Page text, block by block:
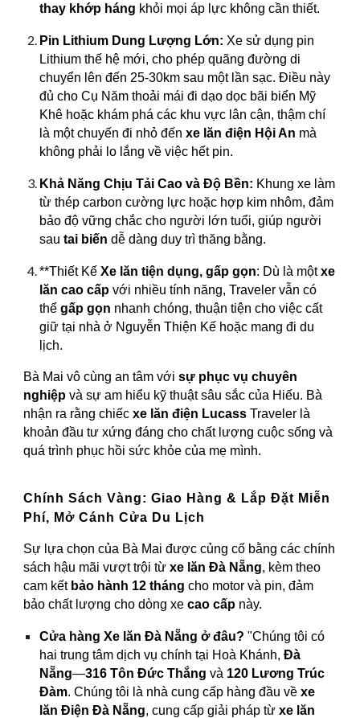
thay khớp háng khỏi mọi áp lực không cần thiết.
Pin Lithium Dung Lượng Lớn: Xe sử dụng pin
Lithium thế hệ mới, cho phép quãng đường di
chuyển lên đến 25-30km sau một lần sạc. Điều này
đủ cho Cụ Năm thoải mái đi dạo dọc bãi biển Mỹ
Khê hoặc khám phá các khu vực lân cận, thậm chí
là một chuyến đi nhỏ đếnxe lăn điện Hội An mà
không phải lo lắng về việc hết pin.
Khả Năng Chịu Tải Cao và Độ Bền: Khung xe làm
từ thép carbon cường lực hoặc hợp kim nhôm, đảm
bảo độ vững chắc cho người lớn tuổi, giúp người
sautai biến dễ dàng duy trì thăng bằng.
**Thiết KếXe lăn tiện dụng, gấp gọn: Dù là mộtxe
lăn cao cấp với nhiều tính năng, Traveler vẫn có
thểgấp gọn nhanh chóng, thuận tiện cho việc cất
giữ tại nhà ở Nguyễn Thiện Kế hoặc mang đi du
lịch.
Bà Mai vô cùng an tâm vớisự phục vụ chuyên
nghiệp và sự am hiểu kỹ thuật sâu sắc của Hiếu. Bà
nhận ra rằng chiếcxe lăn điện Lucass Traveler là
khoản đầu tư xứng đáng cho chất lượng cuộc sống và
quá trình phục hồi sức khỏe của mẹ mình.
Chính Sách Vàng: Giao Hàng & Lắp Đặt Miễn
Phí, Mở Cánh Cửa Du Lịch
Sự lựa chọn của Bà Mai được củng cố bằng các chính
sách hậu mãi vượt trội từxe lăn Đà Nẵng, kèm theo
cam kết bảo hành 12 tháng cho motor và pin, đảm
bảo chất lượng cho dòng xecao cấp này.
Cửa hàng Xe lăn Đà Nẵng ở đâu? "Chúng tôi có
hai trung tâm dịch vụ chính tại Hoà Khánh,Đà
Nẵng—316 Tôn Đức Thắng và 120 Lương Trúc
Đàm. Chúng tôi là nhà cung cấp hàng đầu vềxe
lăn Điện Đà Nẵng, cung cấp giải pháp từxe lăn